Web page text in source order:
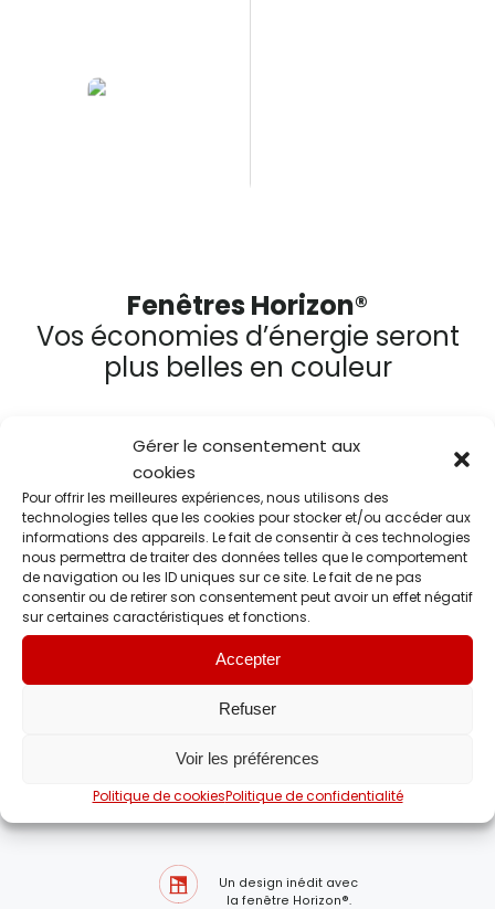
Gérer le consentement aux
cookies
Pour offrir les meilleures expériences, nous utilisons des
technologies telles que les cookies pour stocker et/ou accéder aux
informations des appareils. Le fait de consentir à ces technologies
nous permettra de traiter des données telles que le comportement
de navigation ou les ID uniques sur ce site. Le fait de ne pas
consentir ou de retirer son consentement peut avoir un effet négatif
sur certaines caractéristiques et fonctions.
Accepter
Refuser
Voir les préférences
Politique de cookiesPolitique de confidentialité
Fenêtres Horizon®
Vos économies d’énergie seront
plus belles en couleur
Choisir parmi une palette de couleurs s’adaptant à chaque
style d’intérieur, du contemporain épuré à l’authentique
traditionnel, pour une harmonie parfaite. Fondre chaque fenêtre
avec l’architecture d’une façade contemporaine ou chargée
d’histoire, en cours de création ou en plein renouveau.
Faire des économies
fenêtres Horizon®Mercier-
David
Un design inédit avec
la fenêtre Horizon®.